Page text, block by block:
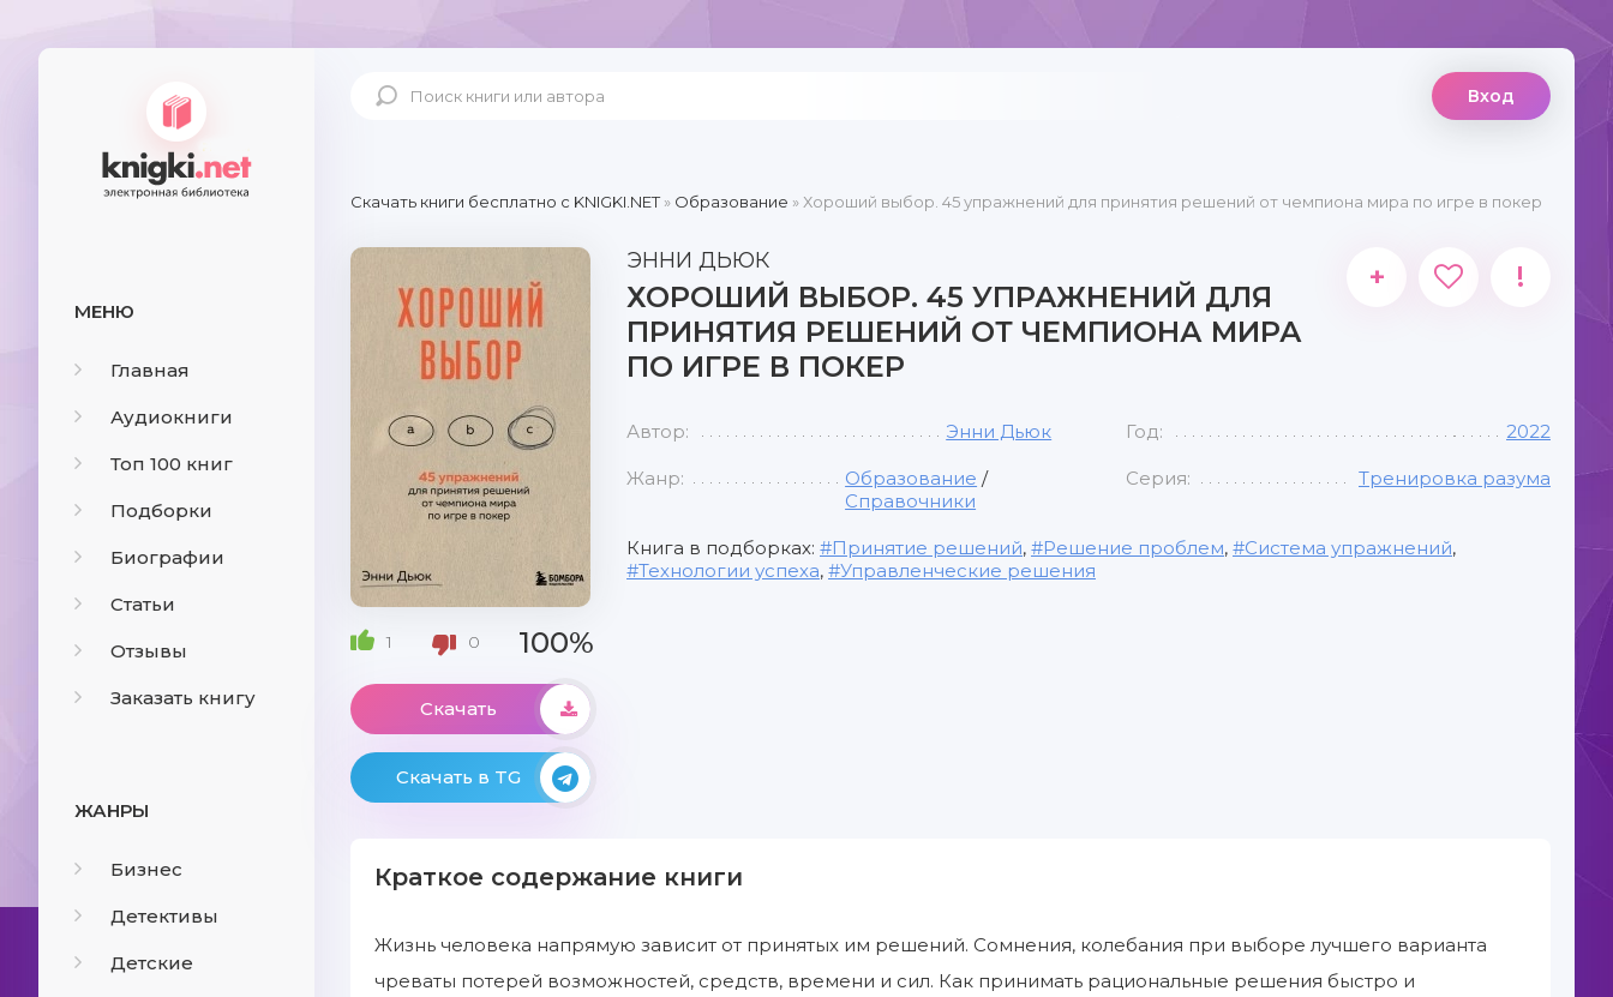
МЕНЮ
Главная
Аудиокниги
Топ 100 книг
Подборки
Биографии
Статьи
Отзывы
Заказать книгу
ЖАНРЫ
Бизнес
Детективы
Детские
Вход
Скачать книги бесплатно c KNIGKI.NET» Образование » Хороший выбор. 45 упражнений для принятия решений от чемпиона мира по игре в покер
1 0 100%
Скачать
Скачать в TG
ЭННИ ДЬЮК
ХОРОШИЙ ВЫБОР. 45 УПРАЖНЕНИЙ ДЛЯ
ПРИНЯТИЯ РЕШЕНИЙ ОТ ЧЕМПИОНА МИРА
ПО ИГРЕ В ПОКЕР
+ !
Автор: Энни Дьюк Год: 2022
Жанр: Образование /
Справочники
Серия: Тренировка разума
Книга в подборках: Принятие решений, Решение проблем, Система упражнений,
Технологии успеха, Управленческие решения
Краткое содержание книги
Жизнь человека напрямую зависит от принятых им решений. Сомнения, колебания при выборе лучшего варианта
чреваты потерей возможностей, средств, времени и сил. Как принимать рациональные решения быстро и